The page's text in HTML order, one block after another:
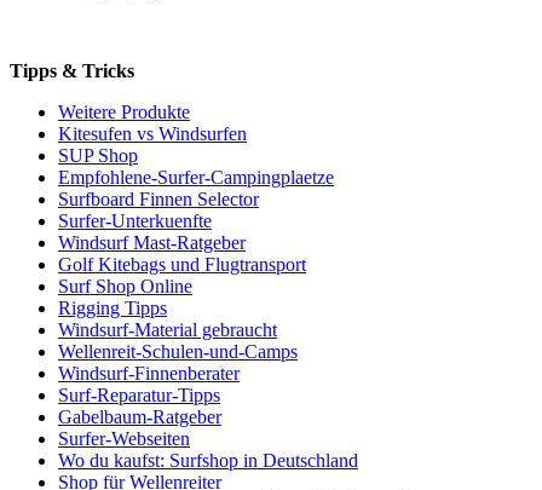
Tipps & Tricks
Weitere Produkte
Kitesufen vs Windsurfen
SUP Shop
Empfohlene-Surfer-Campingplaetze
Surfboard Finnen Selector
Surfer-Unterkuenfte
Windsurf Mast-Ratgeber
Golf Kitebags und Flugtransport
Surf Shop Online
Rigging Tipps
Windsurf-Material gebraucht
Wellenreit-Schulen-und-Camps
Windsurf-Finnenberater
Surf-Reparatur-Tipps
Gabelbaum-Ratgeber
Surfer-Webseiten
Wo du kaufst: Surfshop in Deutschland
Shop für Wellenreiter